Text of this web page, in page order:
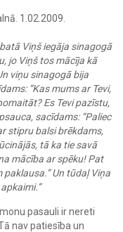
1.02.2009.
Viņš iegāja sinagogā
jo Viņš tos mācīja kā
viņu sinagogā bija
“Kas mums ar Tevi,
Es Tevi pazīstu,
sacīdams: “Paliec
stipru balsi brēkdams,
tā ka tie savā
mācība ar spēku! Pat
Un tūdaļ Viņa
pasauli ir nereti
nav patiesība un